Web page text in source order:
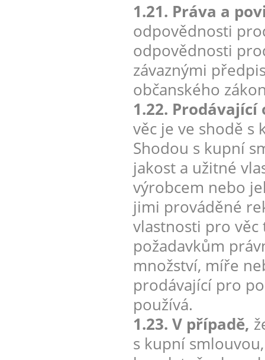
1.21. Práva a
odpovědnosti
odpovědnosti
závaznými
občanského
1.22.
věc je ve shodě s
Shodou s kupní
jakost a užitné
výrobcem nebo
jimi prováděné
vlastnosti pro
požadavkům
množství, míře
prodávající pro
používá.
1.23. V případě,
s kupní